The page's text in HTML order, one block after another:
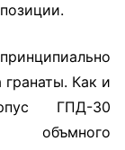
Как и
ГПД-30
объмного